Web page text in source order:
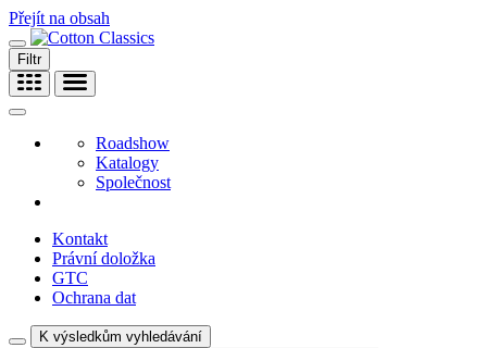
Přejít na obsah
Filtr
Roadshow
Katalogy
Společnost
Kontakt
Právní doložka
GTC
Ochrana dat
K výsledkům vyhledávání